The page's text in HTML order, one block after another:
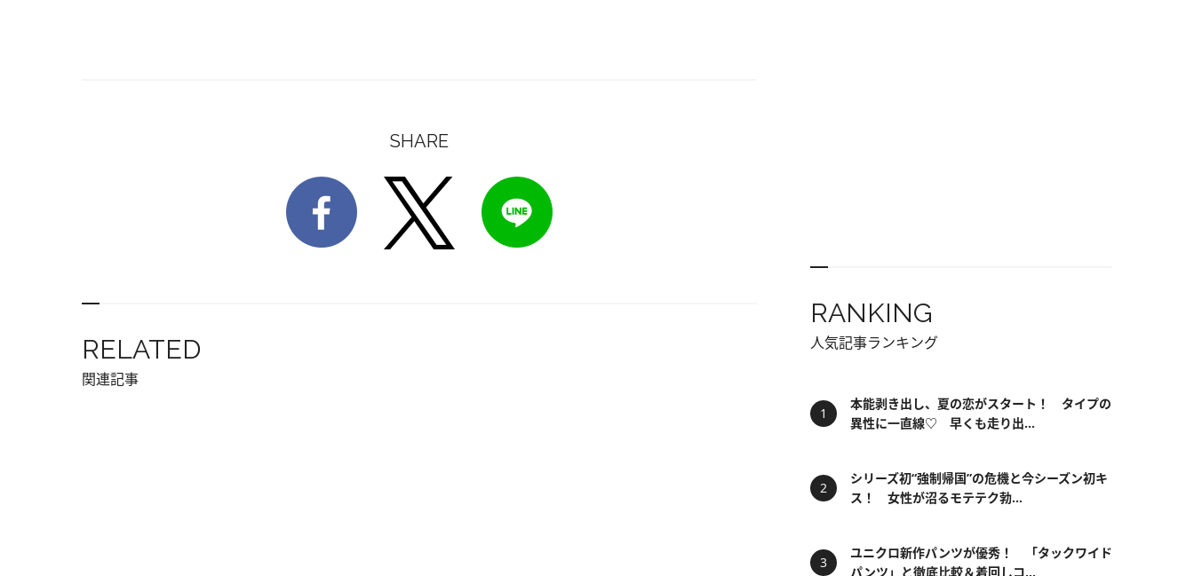
SHARE
RELATED
関連記事
RANKING
人気記事ランキング
本能剥き出し、夏の恋がスタート！ タイプの
異性に一直線♡ 早くも走り出...
シリーズ初“強制帰国”の危機と今シーズン初キ
ス！ 女性が沼るモテテク勃...
ユニクロ新作パンツが優秀！ 「タックワイド
パンツ」と徹底比較＆着回しコ...